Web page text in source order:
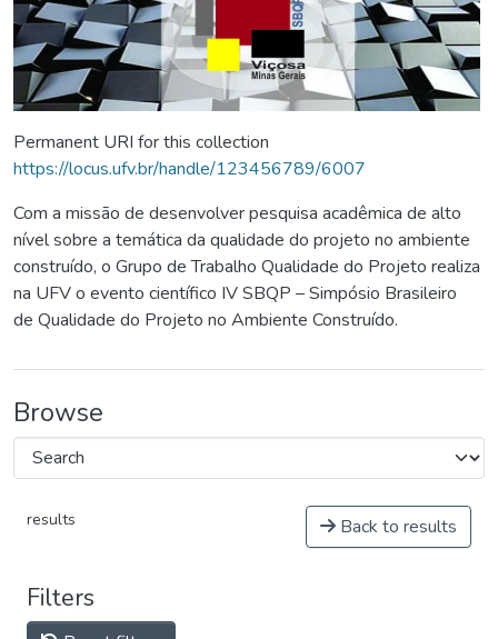
Permanent URI for this collection
https://locus.ufv.br/handle/123456789/6007
Com a missão de desenvolver pesquisa acadêmica de alto
nível sobre a temática da qualidade do projeto no ambiente
construído, o Grupo de Trabalho Qualidade do Projeto realiza
na UFV o evento científico IV SBQP – Simpósio Brasileiro
de Qualidade do Projeto no Ambiente Construído.
Browse
results Back to results
Filters